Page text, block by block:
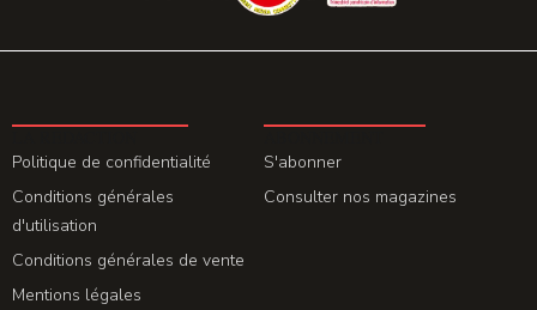
Politique de confidentialité
Conditions générales
d'utilisation
Conditions générales de vente
Mentions légales
S'abonner
Consulter nos magazines